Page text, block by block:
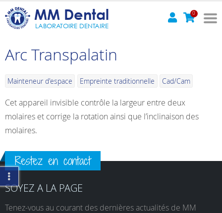
MM Dental
LABORATOIRE DENTAIRE
0
Arc Transpalatin
Mainteneur d'espace Empreinte traditionnelle Cad/Cam
Cet appareil invisible contrôle la largeur entre deux
molaires et corrige la rotation ainsi que l’inclinaison des
molaires.
Restez en contact
SOYEZ A LA PAGE
Tenez-vous au courant des dernières actualités de MM